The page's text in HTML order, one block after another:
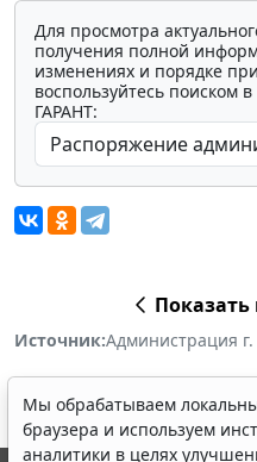
Для просмотра
получения полной
изменениях и порядке
воспользуйтесь поиском
ГАРАНТ:
Источник:Администрация
Мы обрабатываем
браузера и используем
аналитики в целях